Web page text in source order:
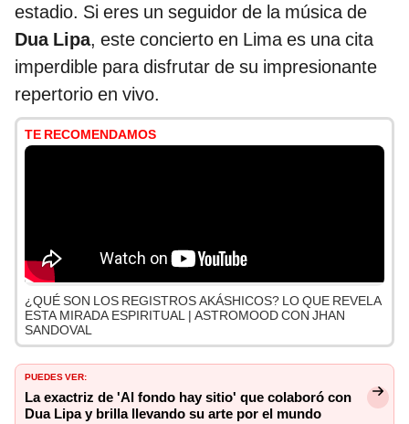
estadio. Si eres un seguidor de la música de
Dua Lipa, este concierto en Lima es una cita
imperdible para disfrutar de su impresionante
repertorio en vivo.
TE RECOMENDAMOS
¿QUÉ SON LOS REGISTROS AKÁSHICOS? LO QUE REVELA
ESTA MIRADA ESPIRITUAL | ASTROMOOD CON JHAN
SANDOVAL
PUEDES VER:
La exactriz de 'Al fondo hay sitio' que colaboró con
Dua Lipa y brilla llevando su arte por el mundo